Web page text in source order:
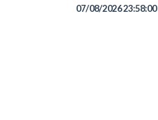
07/08/2026 23:58:00